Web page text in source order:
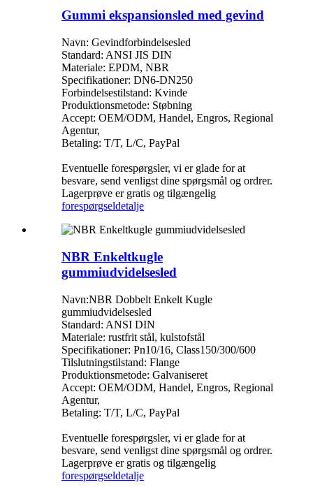
Gummi ekspansionsled med gevind
Navn: Gevindforbindelsesled
Standard: ANSI JIS DIN
Materiale: EPDM, NBR
Specifikationer: DN6-DN250
Forbindelsestilstand: Kvinde
Produktionsmetode: Støbning
Accept: OEM/ODM, Handel, Engros, Regional
Agentur,
Betaling: T/T, L/C, PayPal
Eventuelle forespørgsler, vi er glade for at
besvare, send venligst dine spørgsmål og ordrer.
Lagerprøve er gratis og tilgængelig
forespørgseldetalje
NBR Enkeltkugle
gummiudvidelsesled
Navn:NBR Dobbelt Enkelt Kugle
gummiudvidelsesled
Standard: ANSI DIN
Materiale: rustfrit stål, kulstofstål
Specifikationer: Pn10/16, Class150/300/600
Tilslutningstilstand: Flange
Produktionsmetode: Galvaniseret
Accept: OEM/ODM, Handel, Engros, Regional
Agentur,
Betaling: T/T, L/C, PayPal
Eventuelle forespørgsler, vi er glade for at
besvare, send venligst dine spørgsmål og ordrer.
Lagerprøve er gratis og tilgængelig
forespørgseldetalje